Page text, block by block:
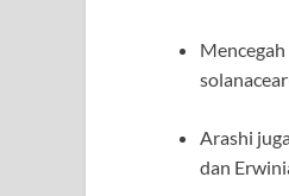
Arashi
dan